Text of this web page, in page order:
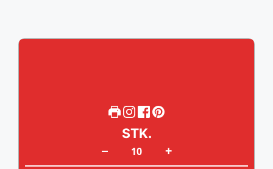
– +
STK.